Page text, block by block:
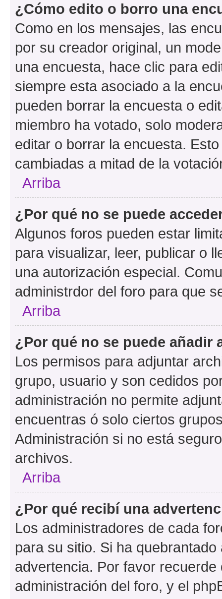
¿Cómo edito o borro una
Como en los mensajes, las
por su creador original, un
una encuesta, hace clic para
siempre esta asociado a la
pueden borrar la encuesta o
miembro ha votado, solo
editar o borrar la encuesta.
cambiadas a mitad de la
Arriba
¿Por qué no se puede
Algunos foros pueden estar
para visualizar, leer, publicar o
una autorización especial.
administrdor del foro para que
Arriba
¿Por qué no se puede añadir
Los permisos para adjuntar
grupo, usuario y son cedidos
administración no permite
encuentras ó solo ciertos
Administración si no está
archivos.
Arriba
¿Por qué recibí una
Los administradores de cada
para su sitio. Si ha
advertencia. Por favor
administración del foro, y el